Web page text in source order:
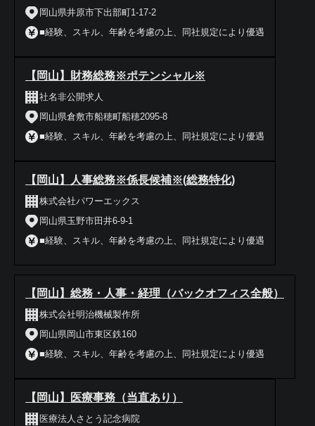
岡山県井原市下出部町1-17-2
■経験、スキル、年齢を考慮の上、同社規定により優遇
【岡山】財務総務※ポテンシャル※
社名非公開求人
岡山県倉敷市船穂町船穂2095-8
■経験、スキル、年齢を考慮の上、同社規定により優遇
【岡山】人事総務※係長候補※(総務特化)
株式会社パワーエックス
岡山県玉野市田井6-9-1
■経験、スキル、年齢を考慮の上、同社規定により優遇
【岡山】総務・人事・経理（バックオフィス全般）
株式会社明治機械製作所
岡山県岡山市東区鉄160
■経験、スキル、年齢を考慮の上、同社規定により優遇
【岡山】医療事務（当直あり）
医療法人さとう記念病院